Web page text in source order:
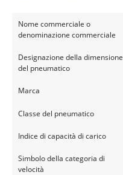
Nome commerciale o
denominazione commerciale
Designazione della dimensione
del pneumatico
Marca
Classe del pneumatico
Indice di capacità di carico
Simbolo della categoria di
velocità